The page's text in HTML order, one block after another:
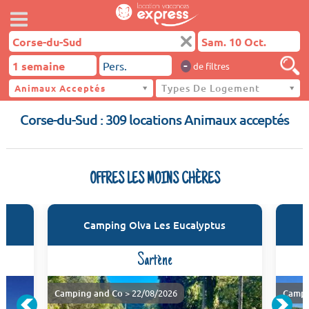
- de filtres
Animaux Acceptés
Types De Logement
Corse-du-Sud
Corse-du-Sud : 309 locations Animaux acceptés
OFFRES LES MOINS CHÈRES
Camping Olva Les Eucalyptus
Sartène
Camping and Co> 22/08/2026